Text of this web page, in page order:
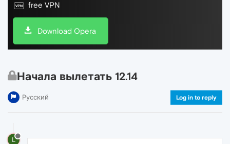
free VPN
Download Opera
Начала вылетать 12.14
Русский Log in to reply
L